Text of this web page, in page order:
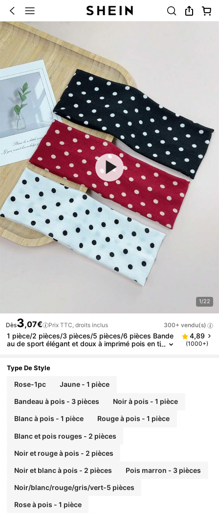
1/22
Dès3,07€ Prix TTC, droits inclus 300+ vendu(s)
1 pièce/2 pièces/3 pièces/5 pièces/6 pièces Bande
au de sport élégant et doux à imprimé pois en ti
4,89
(1000+)
Type De Style
Rose-1pc Jaune - 1 pièce
Bandeau à pois - 3 pièces Noir à pois - 1 pièce
Blanc à pois - 1 pièce Rouge à pois - 1 pièce
Blanc et pois rouges - 2 pièces
Noir et rouge à pois - 2 pièces
Noir et blanc à pois - 2 pièces Pois marron - 3 pièces
Noir/blanc/rouge/gris/vert-5 pièces
Rose à pois - 1 pièce